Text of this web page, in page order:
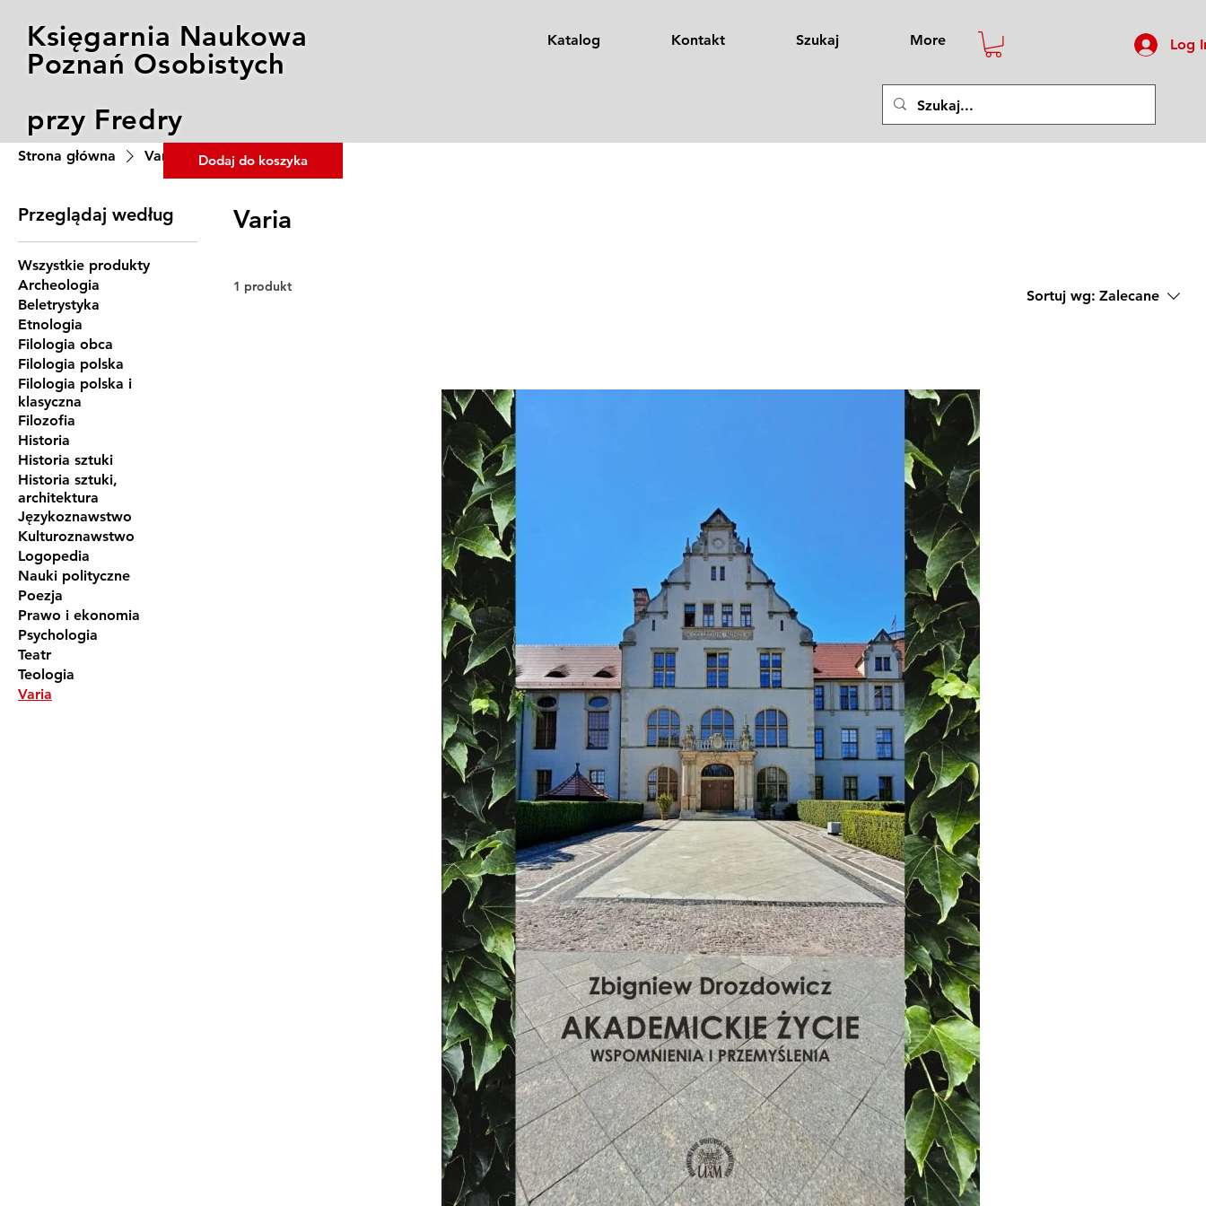
Księgarnia Naukowa
Poznań Osobistych
przy Fredry
Katalog Kontakt Szukaj More Log
Strona główna Varia
Przeglądaj według
Wszystkie produkty
Archeologia
Beletrystyka
Etnologia
Filologia obca
Filologia polska
Filologia polska i
klasyczna
Filozofia
Historia
Historia sztuki
Historia sztuki,
architektura
Językoznawstwo
Kulturoznawstwo
Logopedia
Nauki polityczne
Poezja
Prawo i ekonomia
Psychologia
Teatr
Teologia
Varia
Varia
1 produkt
Sortuj wg: Zalecane
Dodaj do koszyka